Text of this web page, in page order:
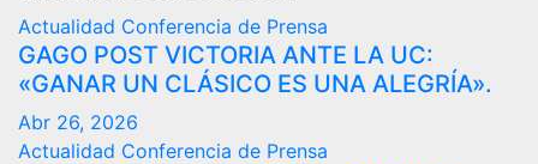
Actualidad Conferencia de Prensa
GAGO POST VICTORIA ANTE LA UC:
«GANAR UN CLÁSICO ES UNA ALEGRÍA».
Abr 26, 2026
Actualidad Conferencia de Prensa